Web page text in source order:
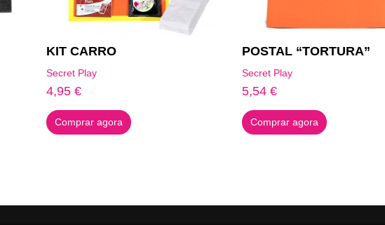
KIT CARRO
Secret Play
4,95€
Comprar agora
POSTAL “TORTURA”
Secret Play
5,54€
Comprar agora